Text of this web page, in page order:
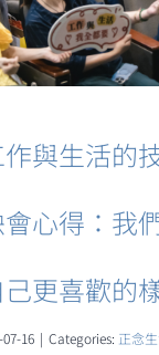
與生活的
心得：我
己更喜歡的
16 | Categories: 正念